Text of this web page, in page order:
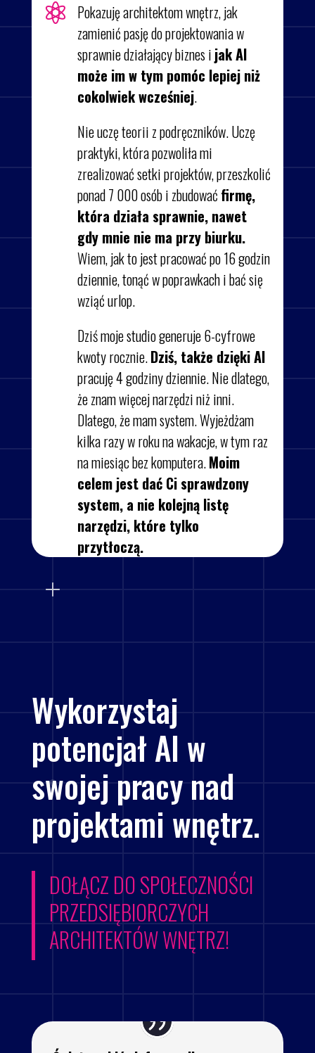
 Pokazuję architektom wnętrz, jak
zamienić pasję do projektowania w
sprawnie działający biznes i jak AI
może im w tym pomóc lepiej niż
cokolwiek wcześniej.
Nie uczę teorii z podręczników. Uczę
praktyki, która pozwoliła mi
zrealizować setki projektów, przeszkolić
ponad 7 000 osób i zbudować firmę,
która działa sprawnie, nawet
gdy mnie nie ma przy biurku.
Wiem, jak to jest pracować po 16 godzin
dziennie, tonąć w poprawkach i bać się
wziąć urlop.
Dziś moje studio generuje 6-cyfrowe
kwoty rocznie.Dziś, także dzięki AI
pracuję 4 godziny dziennie. Nie dlatego,
że znam więcej narzędzi niż inni.
Dlatego, że mam system. Wyjeżdżam
kilka razy w roku na wakacje, w tym raz
na miesiąc bez komputera.Moim
celem jest dać Ci sprawdzony
system, a nie kolejną listę
narzędzi, które tylko
przytłoczą.
Wykorzystaj
potencjał AI w
swojej pracy nad
projektami wnętrz.
DOŁĄCZ DO SPOŁECZNOŚCI
PRZEDSIĘBIORCZYCH
ARCHITEKTÓW WNĘTRZ!